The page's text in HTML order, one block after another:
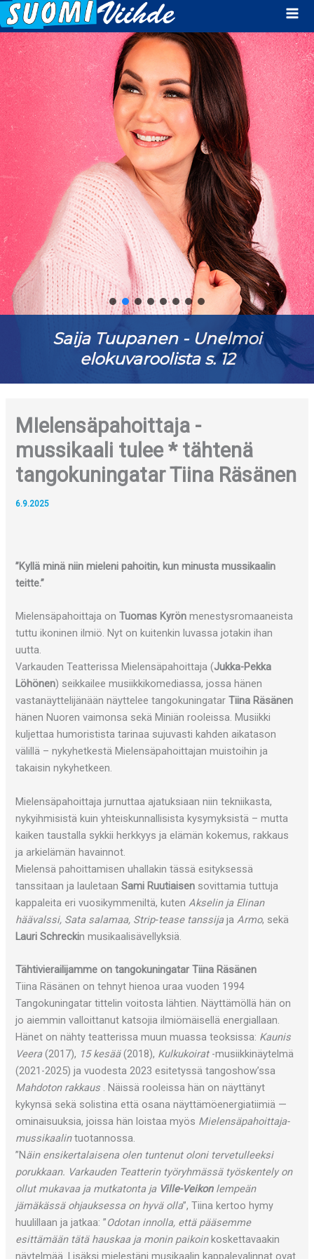
Saija Tuupanen - Unelmoi
elokuvaroolista s. 12
MIelensäpahoittaja -
mussikaali tulee * tähtenä
tangokuningatar Tiina Räsänen
6.9.2025
”Kyllä minä niin mieleni pahoitin, kun minusta mussikaalin
teitte.”
Mielensäpahoittaja onTuomas Kyrön menestysromaaneista
tuttu ikoninen ilmiö. Nyt on kuitenkin luvassa jotakin ihan
uutta.
Varkauden Teatterissa Mielensäpahoittaja (Jukka-Pekka
Löhönen) seikkailee musiikkikomediassa, jossa hänen
vastanäyttelijänään näyttelee tangokuningatarTiina Räsänen
hänen Nuoren vaimonsa sekä Miniän rooleissa. Musiikki
kuljettaa humoristista tarinaa sujuvasti kahden aikatason
välillä – nykyhetkestä Mielensäpahoittajan muistoihin ja
takaisin nykyhetkeen.
Mielensäpahoittaja jurnuttaa ajatuksiaan niin tekniikasta,
nykyihmisistä kuin yhteiskunnallisista kysymyksistä – mutta
kaiken taustalla sykkii herkkyys ja elämän kokemus, rakkaus
ja arkielämän havainnot.
Mielensä pahoittamisen uhallakin tässä esityksessä
tanssitaan ja lauletaanSami Ruutiaisen sovittamia tuttuja
kappaleita eri vuosikymmeniltä, kutenAkselin ja Elinan
häävalssi, Sata salamaa, Strip‑tease tanssija jaArmo, sekä
Lauri Schreckin musikaalisävellyksiä.
Tähtivierailijamme on tangokuningatar Tiina Räsänen
Tiina Räsänen on tehnyt hienoa uraa vuoden 1994
Tangokuningatar tittelin voitosta lähtien. Näyttämöllä hän on
jo aiemmin valloittanut katsojia ilmiömäisellä energiallaan.
Hänet on nähty teatterissa muun muassa teoksissa: Kaunis
Veera (2017), 15 kesää(2018), Kulkukoirat -musiikkinäytelmä
(2021-2025) ja vuodesta 2023 esitetyssä tangoshow’ssa
Mahdoton rakkaus . Näissä rooleissa hän on näyttänyt
kykynsä sekä solistina että osana näyttämöenergiatiimiä —
ominaisuuksia, joissa hän loistaa myös Mielensäpahoittaja-
mussikaalintuotannossa.
”Näin ensikertalaisena olen tuntenut oloni tervetulleeksi
porukkaan. Varkauden Teatterin työryhmässä työskentely on
ollut mukavaa ja mutkatonta ja Ville-Veikonlempeän
jämäkässä ohjauksessa on hyvä olla”, Tiina kertoo hymy
huulillaan ja jatkaa: ”Odotan innolla, että pääsemme
esittämään tätä hauskaa ja monin paikoinkoskettavaakin
näytelmää. Lisäksi mielestäni musikaalin kappalevalinnat ovat